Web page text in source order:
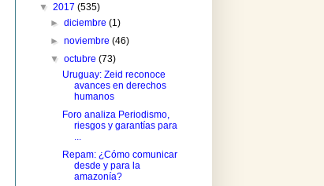
▼ 2017 (535)
►diciembre(1)
►noviembre(46)
▼octubre(73)
Uruguay: Zeid reconoce
avances en derechos
humanos
Foro analiza Periodismo,
riesgos y garantías para
...
Repam: ¿Cómo comunicar
desde y para la
amazonía?